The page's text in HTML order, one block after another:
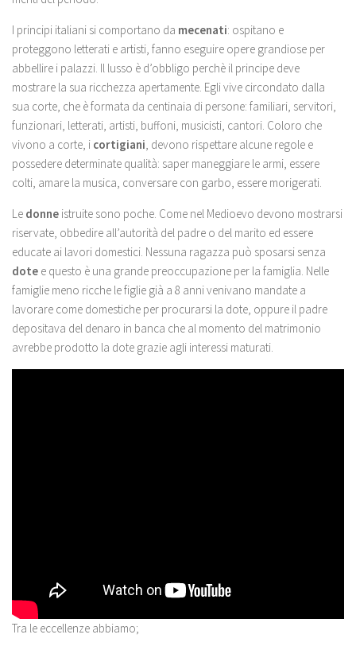
I principi italiani si comportano da mecenati: ospitano e
proteggono letterati e artisti, fanno eseguire opere grandiose per
abbellire i palazzi. Il lusso è d’obbligo perchè il principe deve
mostrare la sua ricchezza apertamente. Egli vive circondato dalla
sua corte, che è formata da centinaia di persone: familiari, servitori,
funzionari, letterati, artisti, buffoni, musicisti, cantori. Coloro che
vivono a corte, i cortigiani, devono rispettare alcune regole e
possedere determinate qualità: saper maneggiare le armi, essere
colti, amare la musica, conversare con garbo, essere morigerati.
Le donne istruite sono poche. Come nel Medioevo devono mostrarsi
riservate, obbedire all’autorità del padre o del marito ed essere
educate ai lavori domestici. Nessuna ragazza può sposarsi senza
dote e questo è una grande preoccupazione per la famiglia. Nelle
famiglie meno ricche le figlie già a 8 anni venivano mandate a
lavorare come domestiche per procurarsi la dote, oppure il padre
depositava del denaro in banca che al momento del matrimonio
avrebbe prodotto la dote grazie agli interessi maturati.
Tra le eccellenze abbiamo;